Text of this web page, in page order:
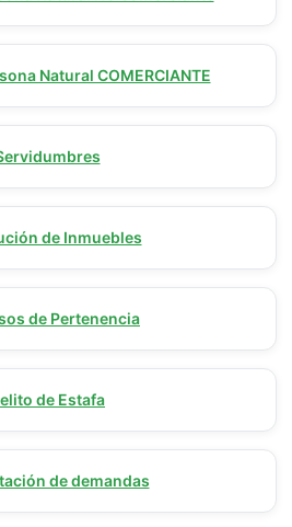
Natural COMERCIANTE
de Inmuebles
de Pertenencia
de Estafa
de demandas